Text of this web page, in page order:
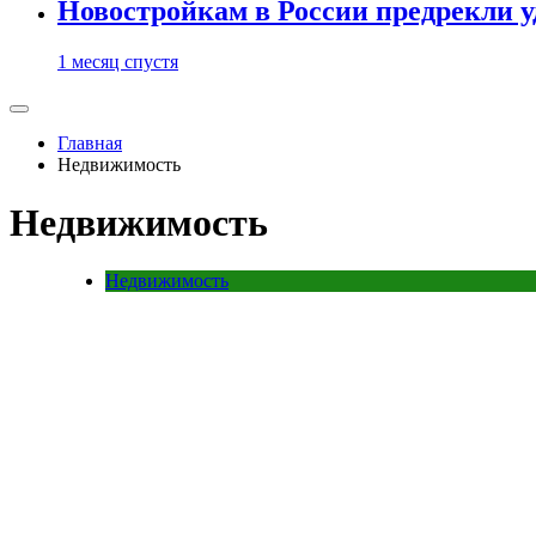
Новостройкам в России предрекли
1 месяц спустя
Главная
Недвижимость
Недвижимость
Недвижимость